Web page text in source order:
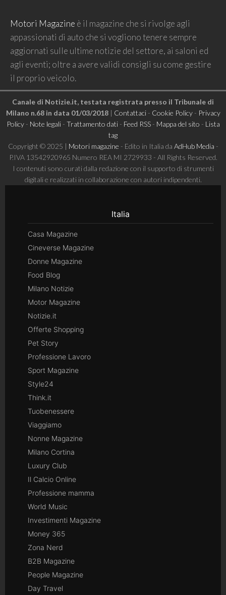
Motori Magazine è il magazine che si rivolge agli
appassionati di auto che si vogliono tenere sempre
aggiornati sulle ultime notizie del settore, ai saloni ed
agli eventi; oltre a avere validi consigli su come gestire
il proprio veicolo.
Canale di Notizie.it, testata registrata presso il Tribunale di
Milano n.68 in data 01/03/2018| Contattaci- Cookie Policy- Privacy
Policy- Note legali- Trattamento dati- Feed RSS- Mappa del sito - Lista
tag
Copyright © 2025 | Motori magazine - Edito in Italia da AdHub Media -
P.IVA 13542920965 Numero REA MI 2729933 - All Rights Reserved.
I contenuti sono curati dalla redazione con il supporto di strumenti
digitali e realizzati in collaborazione con autori indipendenti.
Italia
Casa Magazine
Cineverse Magazine
Donne Magazine
Food Blog
Milano Notizie
Motor Magazine
Notizie.it
Offerte Shopping
Pet Story
Professione Lavoro
Sport Magazine
Style24
Think.it
Tuobenessere
Viaggiamo
Nonne Magazine
Milano Cortina
Luxury Club
Il Calcio Online
Professione mamma
World Music
Investimenti Magazine
Money 365
Zona Nerd
B2B Magazine
People Magazine
Day Travel